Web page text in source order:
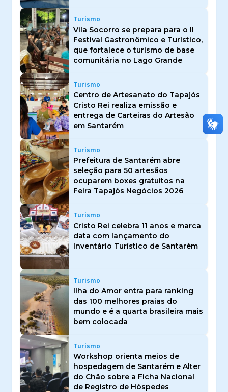
Turismo
Vila Socorro se prepara para o II
Festival Gastronômico e Turístico,
que fortalece o turismo de base
comunitária no Lago Grande
Turismo
Centro de Artesanato do Tapajós
Cristo Rei realiza emissão e
entrega de Carteiras do Artesão
em Santarém
Turismo
Prefeitura de Santarém abre
seleção para 50 artesãos
ocuparem boxes gratuitos na
Feira Tapajós Negócios 2026
Turismo
Cristo Rei celebra 11 anos e marca
data com lançamento do
Inventário Turístico de Santarém
Turismo
Ilha do Amor entra para ranking
das 100 melhores praias do
mundo e é a quarta brasileira mais
bem colocada
Turismo
Workshop orienta meios de
hospedagem de Santarém e Alter
do Chão sobre a Ficha Nacional
de Registro de Hóspedes